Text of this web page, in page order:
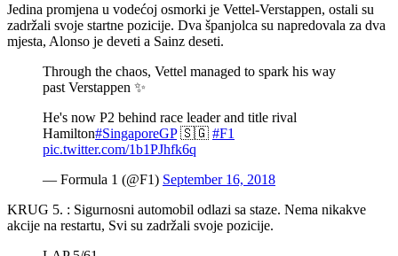
Jedina promjena u vodećoj osmorki je Vettel-Verstappen, ostali su
zadržali svoje startne pozicije. Dva španjolca su napredovala za dva
mjesta, Alonso je deveti a Sainz deseti.
Through the chaos, Vettel managed to spark his way
past Verstappen ✨
He's now P2 behind race leader and title rival
Hamilton#SingaporeGP🇸🇬 #F1
pic.twitter.com/1b1PJhfk6q
— Formula 1 (@F1) September 16, 2018
KRUG 5. : Sigurnosni automobil odlazi sa staze. Nema nikakve
akcije na restartu, Svi su zadržali svoje pozicije.